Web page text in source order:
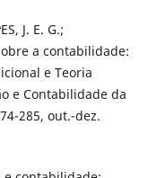
J. E. G.;
a contabilidade:
e Teoria
e Contabilidade da
285, out.-dez.